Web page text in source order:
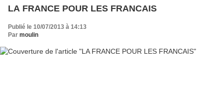
LA FRANCE POUR LES FRANCAIS
Publié le 10/07/2013 à 14:13
Par moulin